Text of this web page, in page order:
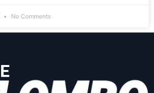
No Comments